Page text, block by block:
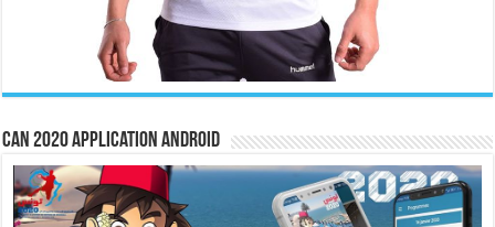
CAN 2020 Application Android